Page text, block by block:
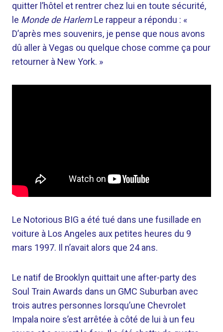
quitter l’hôtel et rentrer chez lui en toute sécurité,
le Monde de HarlemLe rappeur a répondu : «
D’après mes souvenirs, je pense que nous avons
dû aller à Vegas ou quelque chose comme ça pour
retourner à New York. »
Le Notorious BIG a été tué dans une fusillade en
voiture à Los Angeles aux petites heures du 9
mars 1997. Il n’avait alors que 24 ans.
Le natif de Brooklyn quittait une after-party des
Soul Train Awards dans un GMC Suburban avec
trois autres personnes lorsqu’une Chevrolet
Impala noire s’est arrêtée à côté de lui à un feu